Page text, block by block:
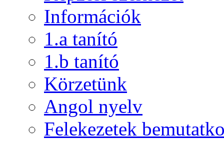
Információk
1.a tanító
1.b tanító
Körzetünk
Angol nyelv
Felekezetek